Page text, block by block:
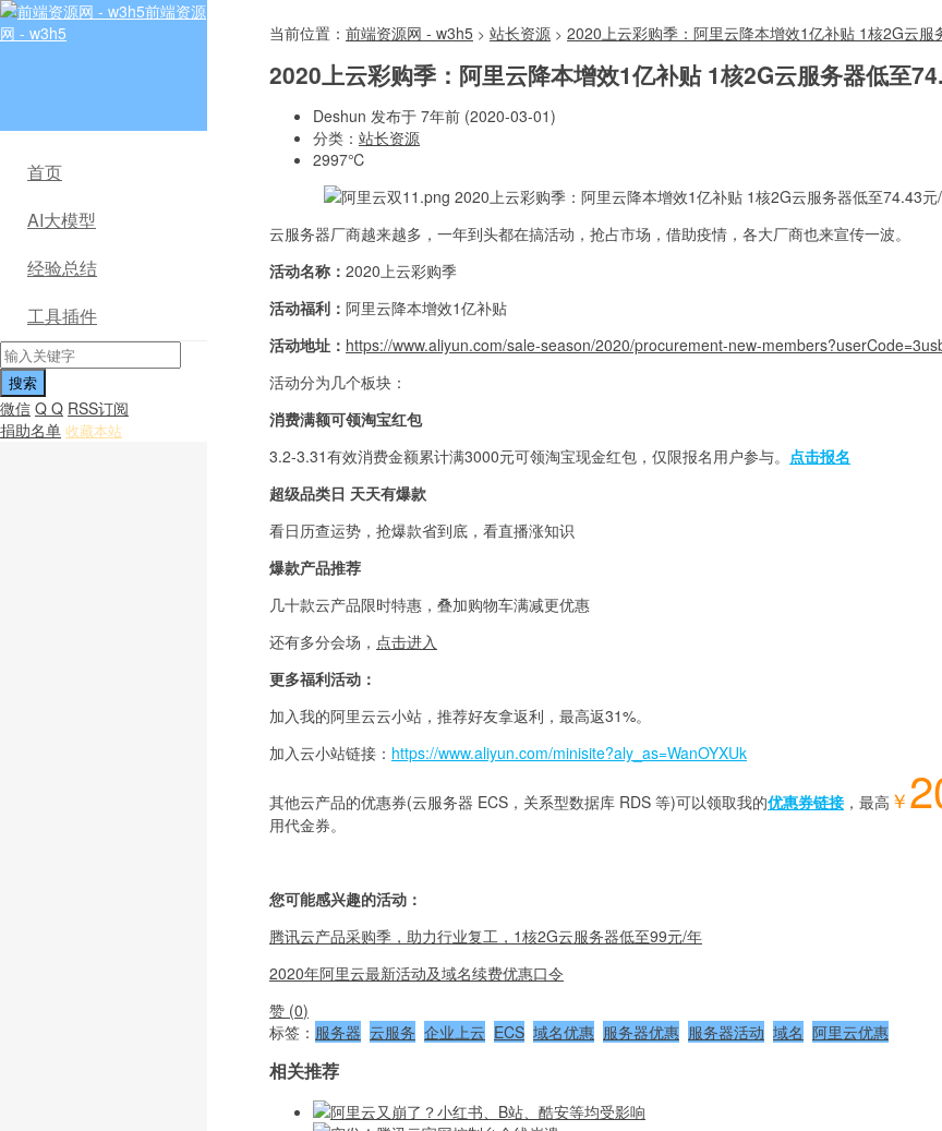
前端资源
网 - w3h5
首页
AI大模型
经验总结
工具插件
微信 Q Q RSS订阅
捐助名单 收藏本站
当前位置： 前端资源网 - w3h5 > 站长资源 > 2020上云彩购季：阿里云降本增效1亿补贴 1核2G云服
2020上云彩购季：阿里云降本增效1亿补贴 1核2G云服务器低至
Deshun 发布于 7年前 (2020-03-01)
分类： 站长资源
2997℃
云服务器厂商越来越多，一年到头都在搞活动，抢占市场，借助疫情，各大厂商也来宣传一波。
活动名称： 2020上云彩购季
活动福利： 阿里云降本增效1亿补贴
活动地址： https://www.aliyun.com/sale-season/2020/procurement-new-
活动分为几个板块：
消费满额可领淘宝红包
3.2-3.31有效消费金额累计满3000元可领淘宝现金红包，仅限报名用户参与。 点击报名
超级品类日 天天有爆款
看日历查运势，抢爆款省到底，看直播涨知识
爆款产品推荐
几十款云产品限时特惠，叠加购物车满减更优惠
还有多分会场， 点击进入
更多福利活动：
加入我的阿里云云小站，推荐好友拿返利，最高返31%。
加入云小站链接： https://www.aliyun.com/minisite?aly_as=WanOYXUk
其他云产品的优惠券(云服务器 ECS，关系型数据库 RDS 等)可以领取我的优惠券链接 ，最高 ￥
用代金券。
您可能感兴趣的活动：
腾讯云产品采购季，助力行业复工，1核2G云服务器低至99元/年
2020年阿里云最新活动及域名续费优惠口令
赞 (0)
标签： 服务器 云服务 企业上云 ECS 域名优惠 服务器优惠 服务器活动 域名 阿里云优惠
相关推荐
阿里云又崩了？小红书、B站、酷安等均受影响